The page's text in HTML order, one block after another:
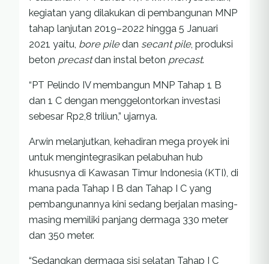
kegiatan yang dilakukan di pembangunan MNP
tahap lanjutan 2019–2022 hingga 5 Januari
2021 yaitu, bore piledan secant pile, produksi
beton precastdan instal beton precast.
“PT Pelindo IV membangun MNP Tahap 1 B
dan 1 C dengan menggelontorkan investasi
sebesar Rp2,8 triliun,” ujarnya.
Arwin melanjutkan, kehadiran mega proyek ini
untuk mengintegrasikan pelabuhan hub
khususnya di Kawasan Timur Indonesia (KTI), di
mana pada Tahap I B dan Tahap I C yang
pembangunannya kini sedang berjalan masing-
masing memiliki panjang dermaga 330 meter
dan 350 meter.
“Sedangkan dermaga sisi selatan Tahap I C